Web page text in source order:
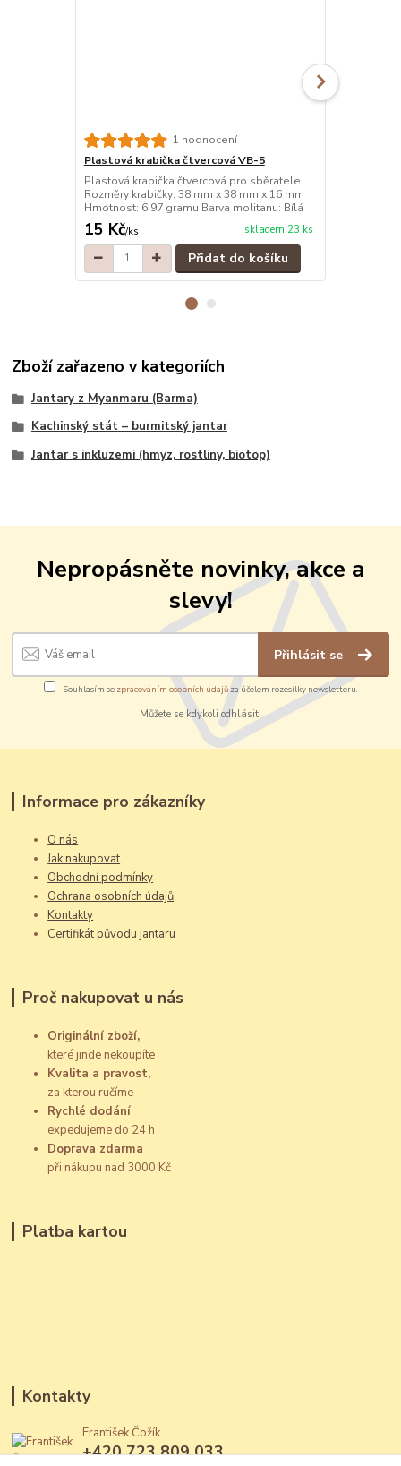
1 hodnocení
Plastová krabička čtvercová VB-5
Plastová krabička čtvercová pro sběratele
Rozměry krabičky: 38 mm x 38 mm x 16 mm
Hmotnost: 6.97 gramu Barva molitanu: Bílá
15 Kč/ks skladem 23 ks
Přidat do košíku
Zboží zařazeno v kategoriích
Jantary z Myanmaru (Barma)
Kachinský stát – burmitský jantar
Jantar s inkluzemi (hmyz, rostliny, biotop)
Nepropásněte novinky, akce a
slevy!
Přihlásit se
Souhlasím se zpracováním osobních údajůza účelem rozesílky newsletteru.
Můžete se kdykoli odhlásit.
Informace pro zákazníky
O nás
Jak nakupovat
Obchodní podmínky
Ochrana osobních údajů
Kontakty
Certifikát původu jantaru
Proč nakupovat u nás
Originální zboží,
které jinde nekoupíte
Kvalita a pravost,
za kterou ručíme
Rychlé dodání
expedujeme do 24 h
Doprava zdarma
při nákupu nad 3000 Kč
Platba kartou
Kontakty
František Čožík
+420 723 809 033